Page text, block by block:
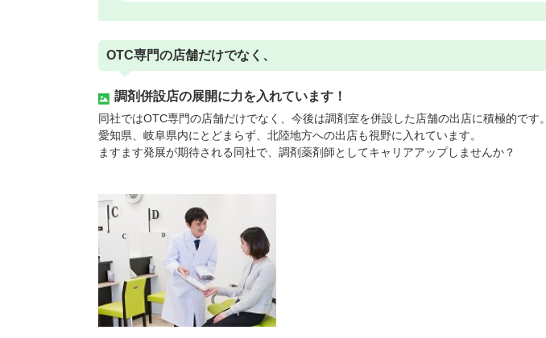
OTC専門の店舗だけでなく、
調剤併設店の展開に力を入れています！
同社ではOTC専門の店舗だけでなく、今後は調剤室を併設した店舗の出店に積極的です。
愛知県、岐阜県内にとどまらず、北陸地方への出店も視野に入れています。
ますます発展が期待される同社で、調剤薬剤師としてキャリアアップしませんか？